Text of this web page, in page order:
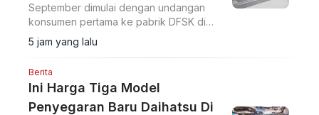
September dimulai dengan undangan
konsumen pertama ke pabrik DFSK di
Cikande untuk melihat proses produksi
PHEV.
5 jam yang lalu
Berita
Ini Harga Tiga Model
Penyegaran Baru Daihatsu Di